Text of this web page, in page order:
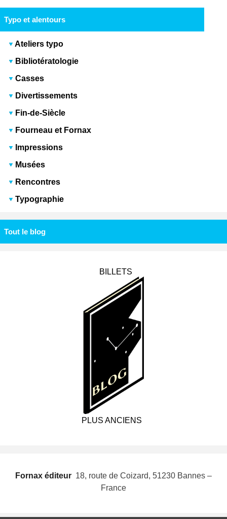
Typo et alentours
Ateliers typo
Bibliotératologie
Casses
Divertissements
Fin-de-Siècle
Fourneau et Fornax
Impressions
Musées
Rencontres
Typographie
Tout le blog
BILLETS
PLUS ANCIENS
Fornax éditeur  18, route de Coizard, 51230 Bannes –
France